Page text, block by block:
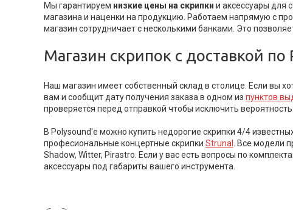
Мы гарантируем низкие цены на скрипки и аксессуары для
магазина и наценки на продукцию. Работаем напрямую с
магазин сотрудничает с несколькими банками. Это
Магазин скрипок с доставкой по
Наш магазин имеет собственный склад в столице. Если вы
вам и сообщит дату получения заказа в одном из пунктов
проверяется перед отправкой чтобы исключить
В Polysound'е можно купить недорогие скрипки 4/4
професиональные концертные скрипки Strunal
. Все модели
Shadow, Witter, Pirastro. Если у вас есть вопросы по
аксессуары под габариты вашего инструмента.